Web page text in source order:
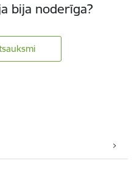
bija noderīga?